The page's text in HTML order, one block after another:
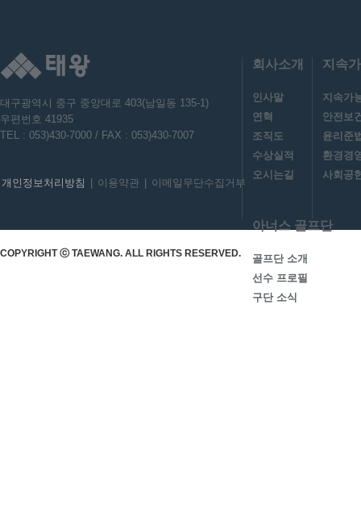
대구광역시 중구 중앙대로 403(남일동 135-1)
우편번호 41935
TEL : 053)430-7000 / FAX : 053)430-7007
개인정보처리방침 이용약관 이메일무단수집거부
회사소개
인사말
연혁
조직도
수상실적
오시는길
지속
지속가
안전보
윤리준
환경경
사회공
아너스 골프단
골프단 소개
선수 프로필
구단 소식
COPYRIGHT ⓒ TAEWANG. ALL RIGHTS RESERVED.